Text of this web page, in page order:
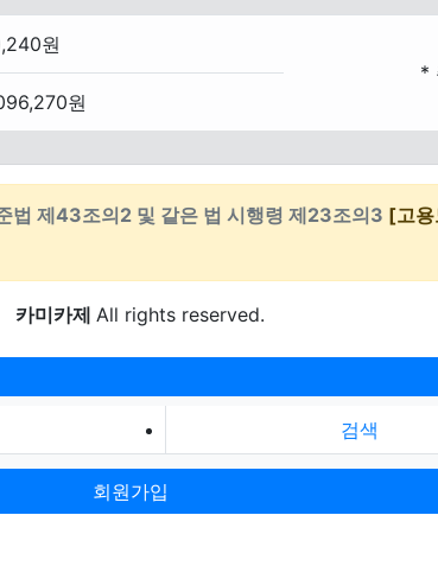
원
*
원
법 제43조의2 및 같은 법 시행령 제23조의3 [고용
카미카제 All rights reserved.
검색
회원가입